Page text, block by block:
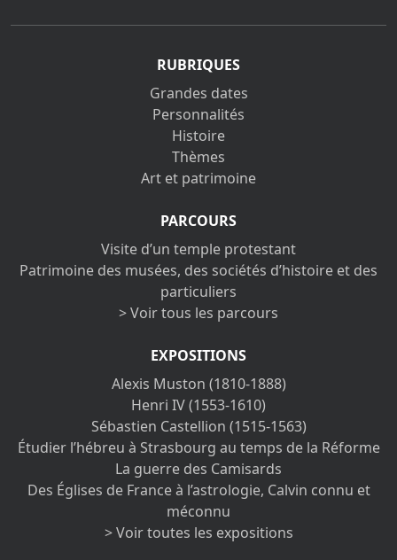
RUBRIQUES
Grandes dates
Personnalités
Histoire
Thèmes
Art et patrimoine
PARCOURS
Visite d’un temple protestant
Patrimoine des musées, des sociétés d’histoire et des
particuliers
> Voir tous les parcours
EXPOSITIONS
Alexis Muston (1810-1888)
Henri IV (1553-1610)
Sébastien Castellion (1515-1563)
Étudier l’hébreu à Strasbourg au temps de la Réforme
La guerre des Camisards
Des Églises de France à l’astrologie, Calvin connu et
méconnu
> Voir toutes les expositions